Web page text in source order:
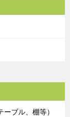
ブル、棚等）